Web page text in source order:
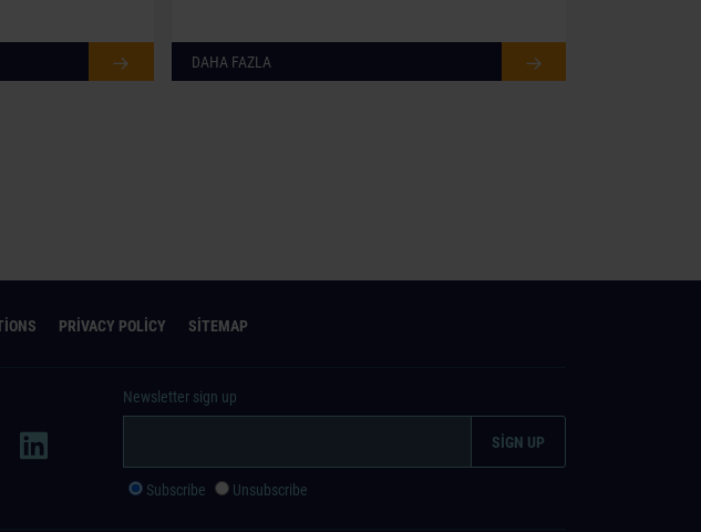
DAHA FAZLA
PRIVACY POLICY SITEMAP
Newsletter sign up
Subscribe Unsubscribe